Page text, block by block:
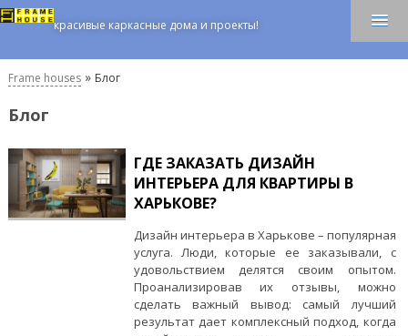
красивые каркасные дома и проекты!
Frame houses» Блог
Блог
ГДЕ ЗАКАЗАТЬ ДИЗАЙН
ИНТЕРЬЕРА ДЛЯ КВАРТИРЫ В
ХАРЬКОВЕ?
Дизайн интерьера в Харькове – популярная
услуга. Люди, которые ее заказывали, с
удовольствием делятся своим опытом.
Проанализировав их отзывы, можно
сделать важный вывод: самый лучший
результат дает комплексный подход, когда